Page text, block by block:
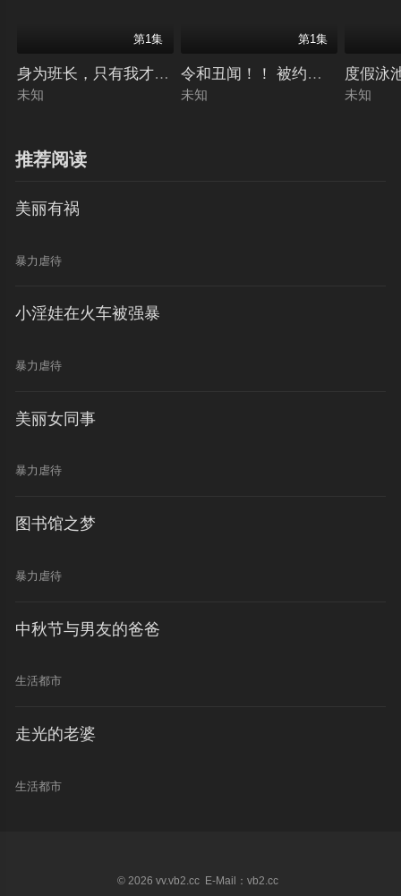
第1集
身为班长，只有我才知道学生指导老师绫乃不为人知的
未知
第1集
令和丑闻！！ 被约会带走的
未知
度假泳
未知
推荐阅读
美丽有祸
暴力虐待
小淫娃在火车被强暴
暴力虐待
美丽女同事
暴力虐待
图书馆之梦
暴力虐待
中秋节与男友的爸爸
生活都市
走光的老婆
生活都市
© 2026 vv.vb2.cc E-Mail：vb2.cc